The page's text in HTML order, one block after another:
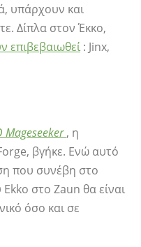
υπάρχουν και
Δίπλα στον Έκκο,
επιβεβαιωθεί : Jinx,
Mageseeker , η
βγήκε. Ενώ αυτό
που συνέβη στο
στο Zaun θα είναι
όσο και σε